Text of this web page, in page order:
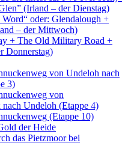
(Irland – der Dienstag)
Word“ oder: Glendalough +
– der Mittwoch)
+ The Old Military Road +
Donnerstag)
von Undeloh nach
3)
von
Undeloh (Etappe 4)
(Etappe 10)
der Heide
das Pietzmoor bei